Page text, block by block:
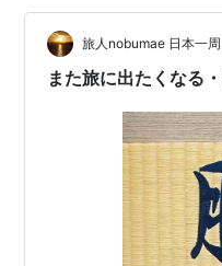
し切り状態！ 独り占め
旅人nobumae 日本一
また旅に出たくなる